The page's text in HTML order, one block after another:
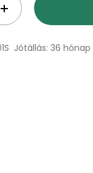
Jótállás: 36 hónap